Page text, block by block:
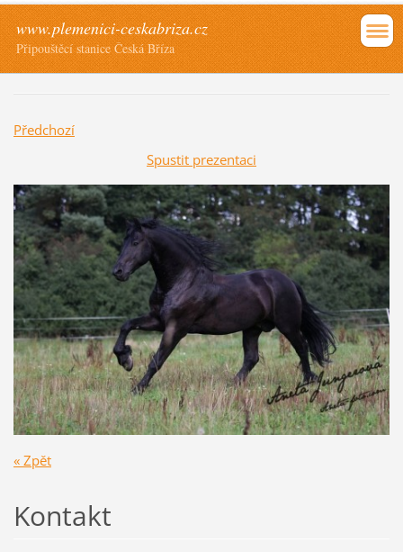
www.plemenici-ceskabriza.cz
Připouštěcí stanice Česká Bříza
Předchozí
Spustit prezentaci
« Zpět
Kontakt